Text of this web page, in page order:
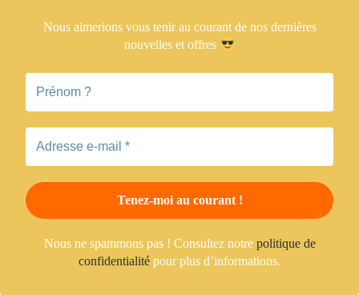
Nous aimerions vous tenir au courant de nos dernières
nouvelles et offres
Nous ne spammons pas ! Consultez notre politique de
confidentialité pour plus d’informations.